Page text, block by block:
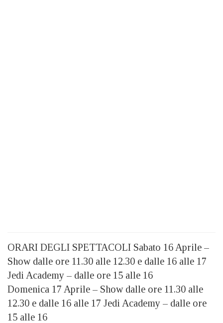
ORARI DEGLI SPETTACOLI Sabato 16 Aprile –
Show dalle ore 11.30 alle 12.30 e dalle 16 alle 17
Jedi Academy – dalle ore 15 alle 16
Domenica 17 Aprile – Show dalle ore 11.30 alle
12.30 e dalle 16 alle 17 Jedi Academy – dalle ore
15 alle 16